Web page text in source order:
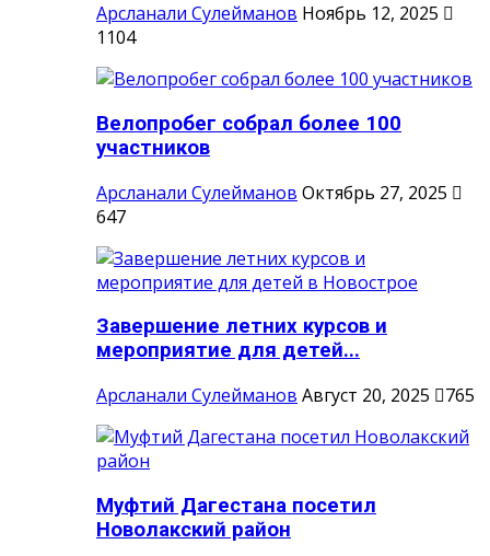
Арсланали Сулейманов Ноябрь 12, 2025
1104
Велопробег собрал более 100
участников
Арсланали Сулейманов Октябрь 27, 2025
647
Завершение летних курсов и
мероприятие для детей...
Арсланали Сулейманов Август 20, 2025 765
Муфтий Дагестана посетил
Новолакский район